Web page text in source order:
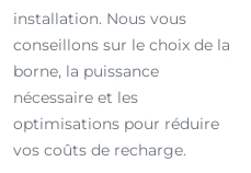
installation. Nous vous
conseillons sur le choix de la
borne, la puissance
nécessaire et les
optimisations pour réduire
vos coûts de recharge.